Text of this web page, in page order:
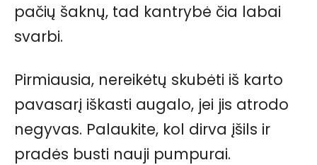
pačių šaknų, tad kantrybė čia labai
svarbi.
Pirmiausia, nereikėtų skubėti iš karto
pavasarį iškasti augalo, jei jis atrodo
negyvas. Palaukite, kol dirva įšils ir
pradės busti nauji pumpurai.